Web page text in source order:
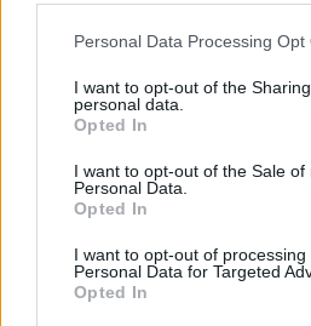
Personal Data Processing Opt
I want to opt-out of the
personal data.
Opted In
I want to opt-out of the Sale of
Personal Data.
Opted In
I want to opt-out of processing
Personal Data for Targeted
Opted In
το Αιγαίο
Το ζευγάρι
Η
Οι
Instagram η